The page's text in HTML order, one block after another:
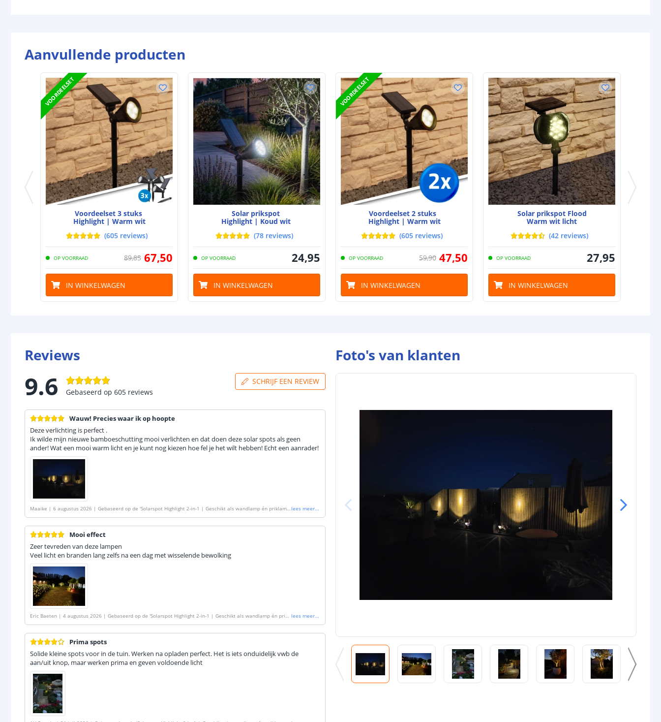
Batterij
Type batterij
Lithium
Capaciteit
2200 Mah
Aantal batterijen
1
Laadtijd
5-8 uur (afhankelijk van zonlicht)
Brandduur
tot 9 uur (afhankelijk laadtijd en
lichtstand)
Solar paneel
Type paneel
Capaciteit
2 Watt
De meest voorkomende termen worden uitgelegd in onzeSolar informatie
Aanvullende producten
VOORDEELSET
Voordeelset 3 stuks
Highlight | Warm wit
(605 reviews)
OP VOORRAAD 89,85 67,50
IN WINKELWAGEN
Solar prikspot
Highlight | Koud wit
(78 reviews)
OP VOORRAAD 24,95
IN WINKELWAGEN
VOORDEELSET
Voordeelset 2 stuks
Highlight | Warm wit
(605 reviews)
OP VOORRAAD 59,90 47,50
IN WINKELWAGEN
Solar prikspot Flood
Warm wit licht
(42 reviews)
OP VOORRAAD 27,95
IN WINKELWAGEN
Reviews
9.6 Gebaseerd op 605 reviews
SCHRIJF EEN REVIEW
Wauw! Precies waar ik op hoopte
Deze verlichting is perfect .
Ik wilde mijn nieuwe bamboeschutting mooi verlichten en dat doen deze solar spots als geen
ander! Wat een mooi warm licht en je kunt nog kiezen hoe fel je het wilt hebben! Echt een aanrader!
Maaike | 6 augustus 2026 | Gebaseerd op de 'Solarspot Highlight 2-in-1 | Geschikt als wandlamp én priklamp
| Warm wit licht | Voordeelset van 3 stuks'
lees meer...
Mooi effect
Zeer tevreden van deze lampen
Veel licht en branden lang zelfs na een dag met wisselende bewolking
Eric Baeten | 4 augustus 2026 | Gebaseerd op de 'Solarspot Highlight 2-in-1 | Geschikt als wandlamp én prikl
amp | Warm wit licht | Voordeelset van 3 stuks'
lees meer...
Prima spots
Solide kleine spots voor in de tuin. Werken na opladen perfect. Het is iets onduidelijk vwb de
aan/uit knop, maar werken prima en geven voldoende licht
Foto's van klanten